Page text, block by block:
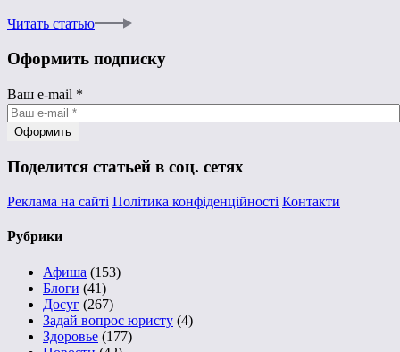
Читать статью
Оформить подписку
Ваш e-mail *
Поделится статьей в соц. сетях
Реклама на сайті Політика конфіденційності Контакти
Рубрики
Афиша (153)
Блоги (41)
Досуг (267)
Задай вопрос юристу (4)
Здоровье (177)